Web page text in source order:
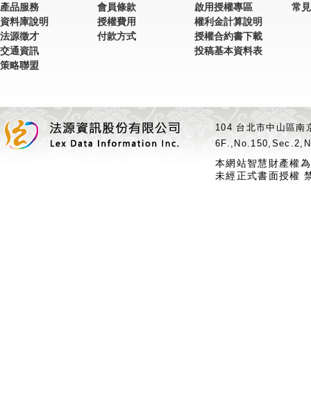
產品服務
資料庫說明
法源徵才
交通資訊
策略聯盟
會員條款
授權費用
付款方式
啟用授權專區
權利金計算說明
授權合約書下載
投稿基本資料表
常
104 台北市中山區
本網站智慧財產權
未經正式書面授權